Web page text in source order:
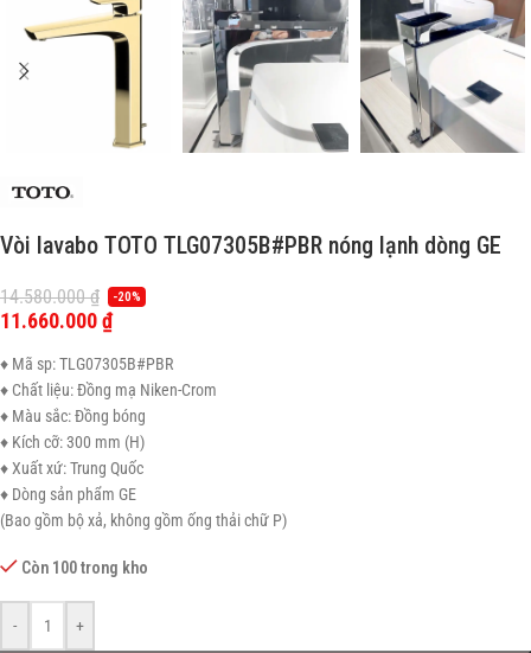
Vòi lavabo TOTO TLG07305B#PBR nóng lạnh dòng GE
14.580.000₫ -20%
11.660.000₫
♦ Mã sp: TLG07305B#PBR
♦ Chất liệu: Đồng mạ Niken-Crom
♦ Màu sắc: Đồng bóng
♦ Kích cỡ: 300 mm (H)
♦ Xuất xứ: Trung Quốc
♦ Dòng sản phẩm GE
(Bao gồm bộ xả, không gồm ống thải chữ P)
Còn 100 trong kho
- +